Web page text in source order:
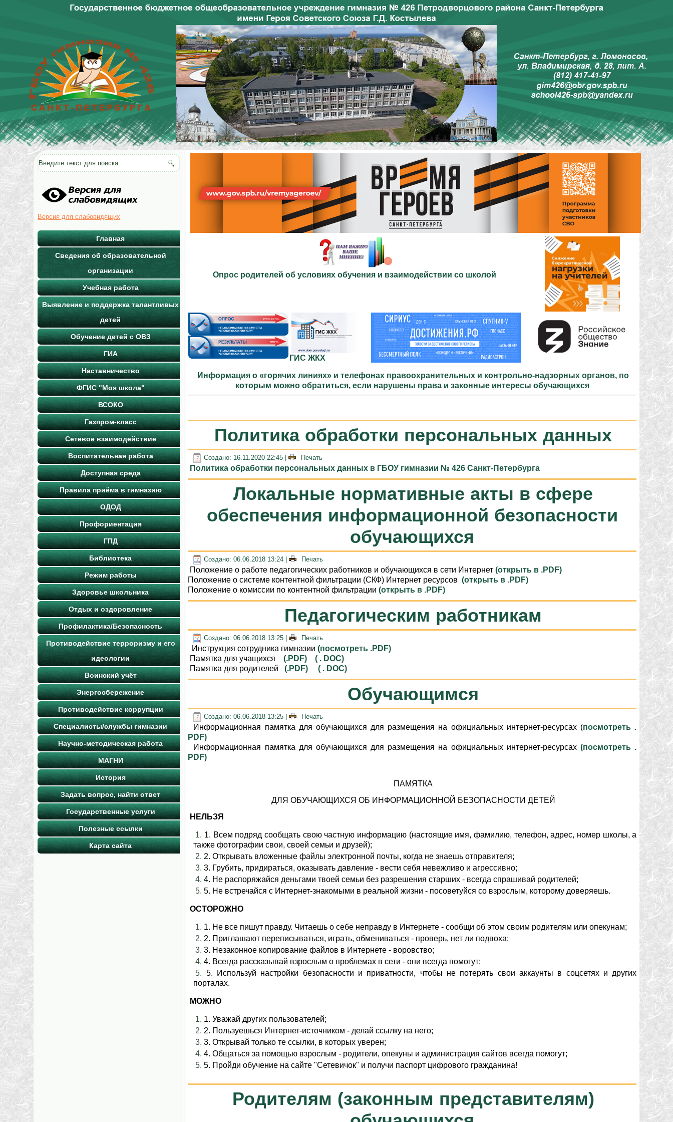
Версия для слабовидящих
Главная
Сведения об образовательной
организации
Учебная работа
Выявление и поддержка талантливых
детей
Обучение детей с ОВЗ
ГИА
Наставничество
ФГИС "Моя школа"
ВСОКО
Газпром-класс
Сетевое взаимодействие
Воспитательная работа
Доступная среда
Правила приёма в гимназию
ОДОД
Профориентация
ГПД
Библиотека
Режим работы
Здоровье школьника
Отдых и оздоровление
Профилактика/Безопасность
Противодействие терроризму и его
идеологии
Воинский учёт
Энергосбережение
Противодействие коррупции
Специалисты/службы гимназии
Научно-методическая работа
МАГНИ
История
Задать вопрос, найти ответ
Государственные услуги
Полезные ссылки
Карта сайта
Опрос родителей об условиях обучения и взаимодействии со школой
ГИС ЖКХ
Информация о «горячих линиях» и телефонах правоохранительных и контрольно-надзорных органов, по
которым можно обратиться, если нарушены права и законные интересы обучающихся
Политика обработки персональных данных
Создано: 16.11.2020 22:45 | Печать
Политика обработки персональных данных в ГБОУ гимназии № 426 Санкт-Петербурга
Локальные нормативные акты в сфере
обеспечения информационной безопасности
обучающихся
Создано: 06.06.2018 13:24 | Печать
Положение о работе педагогических работников и обучающихся в сети Интернет(открыть в .PDF)
Положение о системе контентной фильтрации (СКФ) Интернет ресурсов (открыть в .PDF)
Положение о комиссии по контентной фильтрации(открыть в .PDF)
Педагогическим работникам
Создано: 06.06.2018 13:25 | Печать
Инструкция сотрудника гимназии(посмотреть .PDF)
Памятка для учащихся(.PDF)
( . DOC)
Памятка для родителей(.PDF) ( . DOC)
Обучающимся
Создано: 06.06.2018 13:25 | Печать
Информационная памятка для обучающихся для размещения на официальных интернет-ресурсах (посмотреть .
PDF)
Информационная памятка для обучающихся для размещения на официальных интернет-ресурсах(посмотреть .
PDF)
ПАМЯТКА
ДЛЯ ОБУЧАЮЩИХСЯ ОБ ИНФОРМАЦИОННОЙ БЕЗОПАСНОСТИ ДЕТЕЙ
НЕЛЬЗЯ
1. Всем подряд сообщать свою частную информацию (настоящие имя, фамилию, телефон, адрес, номер школы, а
также фотографии свои, своей семьи и друзей);
2. Открывать вложенные файлы электронной почты, когда не знаешь отправителя;
3. Грубить, придираться, оказывать давление - вести себя невежливо и агрессивно;
4. Не распоряжайся деньгами твоей семьи без разрешения старших - всегда спрашивай родителей;
5. Не встречайся с Интернет-знакомыми в реальной жизни - посоветуйся со взрослым, которому доверяешь.
ОСТОРОЖНО
1. Не все пишут правду. Читаешь о себе неправду в Интернете - сообщи об этом своим родителям или опекунам;
2. Приглашают переписываться, играть, обмениваться - проверь, нет ли подвоха;
3. Незаконное копирование файлов в Интернете - воровство;
4. Всегда рассказывай взрослым о проблемах в сети - они всегда помогут;
5. Используй настройки безопасности и приватности, чтобы не потерять свои аккаунты в соцсетях и других
порталах.
МОЖНО
1. Уважай других пользователей;
2. Пользуешься Интернет-источником - делай ссылку на него;
3. Открывай только те ссылки, в которых уверен;
4. Общаться за помощью взрослым - родители, опекуны и администрация сайтов всегда помогут;
5. Пройди обучение на сайте "Сетевичок" и получи паспорт цифрового гражданина!
Родителям (законным представителям)